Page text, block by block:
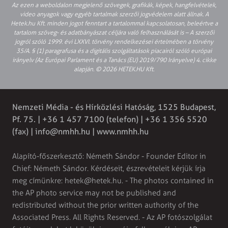
Az ezen a weboldalon megjelenő szövegek, grafikák, képek, hangfelvételek,
video anyagok vagy egyéb tartalmak szerzői jogvédelem alatt állnak. A
Hetek.hu Kft. minden jogot fenntart a tartalommal kapcsolatosan, beleértve a
tartalom szöveg- és adatbányászat céljára való felhasználását is – A szerzői
jogról szóló 1999. évi LXXVI. törvény rendelkezései értelmében a törvény
35/A. § (1) paragrafusa és a digitális szolgáltatások piacairól szóló európai
irányelv (Az Európai Parlament és a Tanács (EU) 2019/790 Irányelve) 4. cikke
alapján. © 2026 HETEK.HU Kft.
Nemzeti Média - és Hírközlési Hatóság, 1525 Budapest,
Pf. 75. | +36 1 457 7100 (telefon) | +36 1 356 5520
(fax) | info@nmhh.hu | www.nmhh.hu
Alapító-főszerkesztő: Németh Sándor - Founder Editor in
Chief: Németh Sándor. Kérdéseit, észrevételeit kérjük írja
meg címünkre: hetek@hetek.hu. - The photos contained in
the AP photo service may not be published and
redistributed without the prior written authority of the
Associated Press. All Rights Reserved. - Az AP fotószolgálat